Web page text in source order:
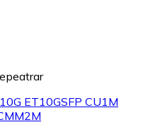
ET10GSFP CU1M